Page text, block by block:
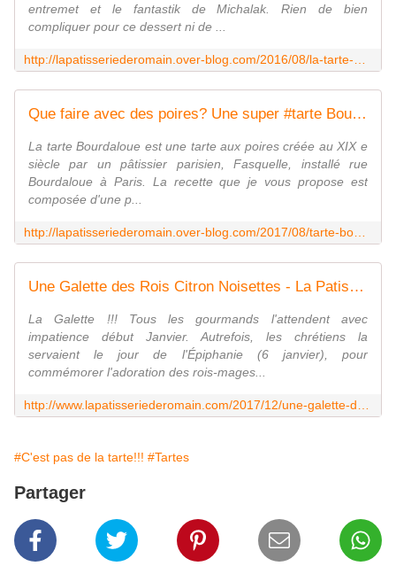
entremet et le fantastik de Michalak. Rien de bien
compliquer pour ce dessert ni de ...
Que faire avec des poires? Une super #tarte Bourdaloue #patisseriefrançaise - La Patisserie de Romain
La tarte Bourdaloue est une tarte aux poires créée au XIX e
siècle par un pâtissier parisien, Fasquelle, installé rue
Bourdaloue à Paris. La recette que je vous propose est
composée d'une p...
Une Galette des Rois Citron Noisettes - La Patisserie de Romain
La Galette !!! Tous les gourmands l'attendent avec
impatience début Janvier. Autrefois, les chrétiens la
servaient le jour de l'Épiphanie (6 janvier), pour
commémorer l'adoration des rois-mages...
#C'est pas de la tarte!!! #Tartes
Partager